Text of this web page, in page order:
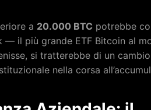
a 20.000 BTC potrebbe
— il più grande ETF Bitcoin al
si tratterebbe di un
nella corsa